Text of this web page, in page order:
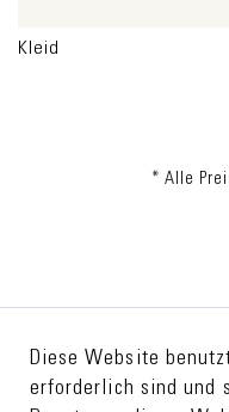
Kleid
* Alle
Diese Website
erforderlich sind und